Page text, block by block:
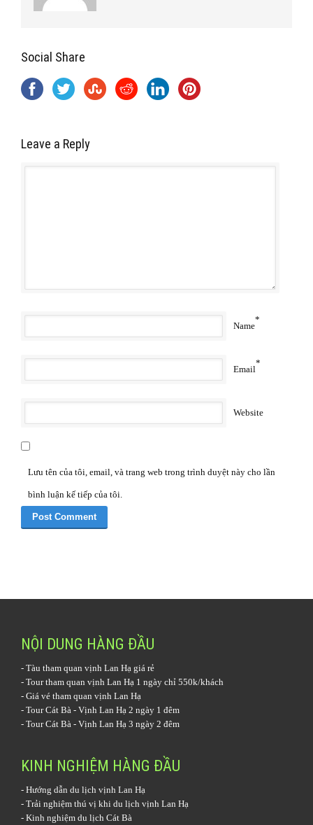
Social Share
Leave a Reply
Name
*
Email
*
Website
Lưu tên của tôi, email, và trang web trong trình duyệt này cho lần
bình luận kế tiếp của tôi.
NỘI DUNG HÀNG ĐẦU
- Tàu tham quan vịnh Lan Hạ giá rẻ
- Tour tham quan vịnh Lan Hạ 1 ngày chỉ 550k/khách
- Giá vé tham quan vịnh Lan Hạ
- Tour Cát Bà - Vịnh Lan Hạ 2 ngày 1 đêm
- Tour Cát Bà - Vịnh Lan Hạ 3 ngày 2 đêm
KINH NGHIỆM HÀNG ĐẦU
- Hướng dẫn du lịch vịnh Lan Hạ
- Trải nghiệm thú vị khi du lịch vịnh Lan Hạ
- Kinh nghiệm du lịch Cát Bà